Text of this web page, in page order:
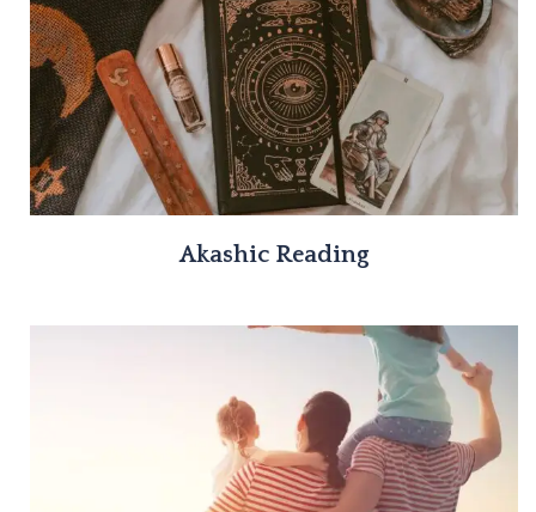
Akashic Reading